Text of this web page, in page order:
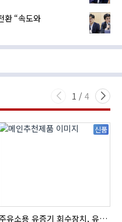
환 “속도와
1 / 4
신품
주유소용 유증기 회수장치, 유증기 회수장치, 방폭형, 방폭형 유증기 회수장치